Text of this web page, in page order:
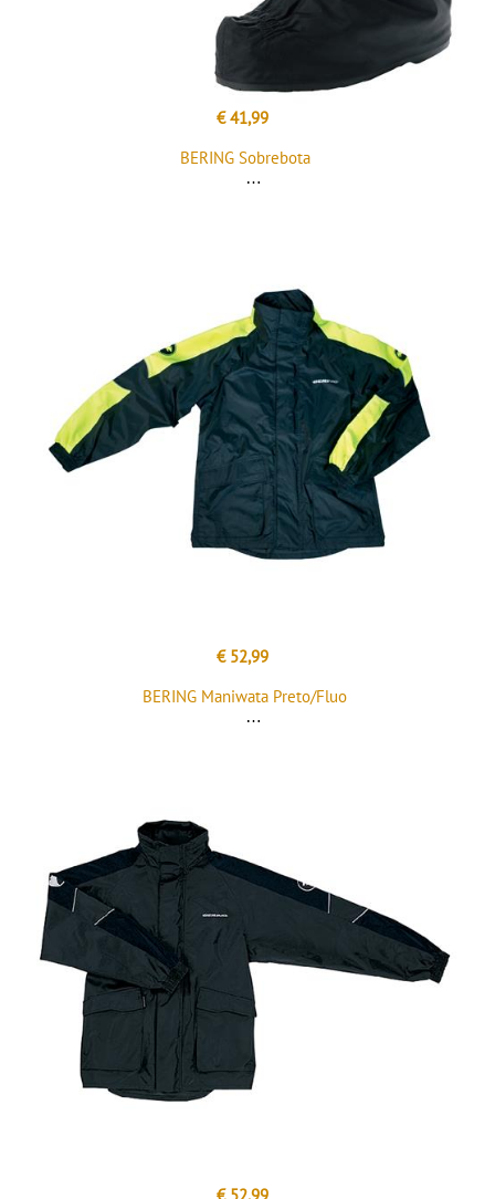
€ 41,99
BERING Sobrebota
€ 52,99
BERING Maniwata Preto/Fluo